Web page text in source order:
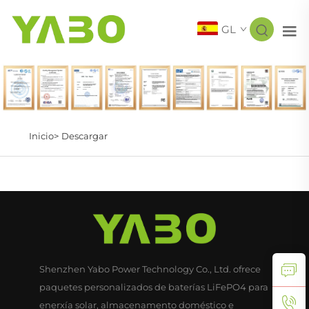
GL
Inicio> Descargar
Shenzhen Yabo Power Technology Co., Ltd. ofrece
paquetes personalizados de baterías LiFePO4 para
enerxía solar, almacenamento doméstico e